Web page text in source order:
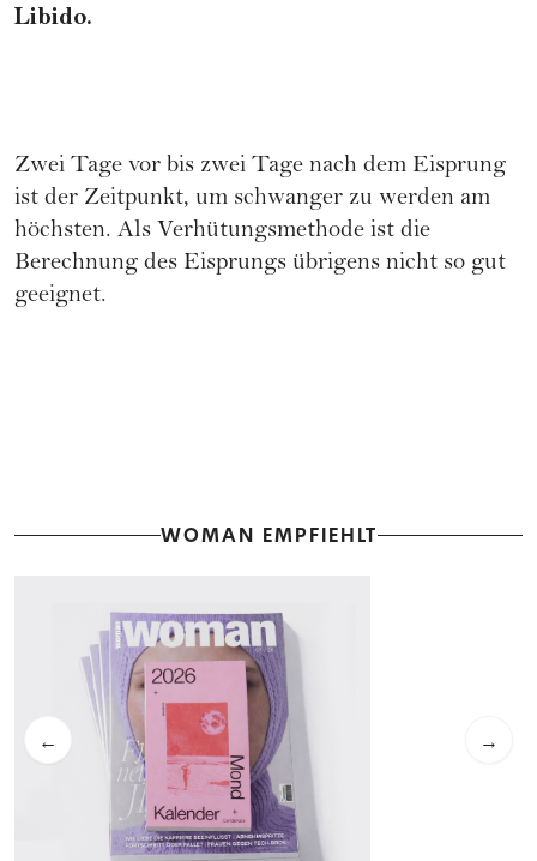
Libido.
Zwei Tage vor bis zwei Tage nach dem Eisprung
ist der Zeitpunkt, um schwanger zu werden am
höchsten. Als Verhütungsmethode ist die
Berechnung des Eisprungs übrigens nicht so gut
geeignet.
WOMAN EMPFIEHLT
← →